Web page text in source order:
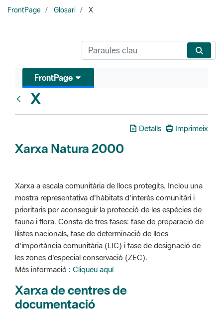
FrontPage Glosari X
FrontPage
X
Detalls Imprimeix
Xarxa Natura 2000
Xarxa a escala comunitària de llocs protegits. Inclou una
mostra representativa d'hàbitats d'interès comunitàri i
prioritaris per aconseguir la protecció de les espècies de
fauna i flora. Consta de tres fases: fase de preparació de
llistes nacionals, fase de determinació de llocs
d'importància comunitària (LIC) i fase de designació de
les zones d'especial conservació (ZEC).
Més informació : Cliqueu aquí
Xarxa de centres de
documentació